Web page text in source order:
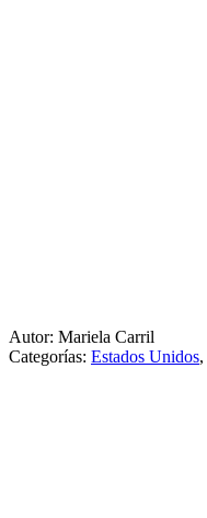
Autor: Mariela Carril
Categorías: Estados Unidos,